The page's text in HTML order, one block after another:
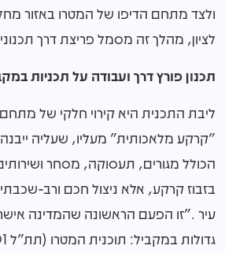
ולצד מתחם הדיפו של המטרו באזור
לציון, מהלך זה מסמל פריצת דרך
תכנון פורץ דרך ועבודה על תכניות
ליבת התכנית היא קירוי חלקי של
"קרקע מלאכותית" מעליו, שעליה ייבנה
הכולל מגורים, תעסוקה, מסחר ושירותים
בזבוז קרקע, אלא ניצול חכם ורב-
עיר ."זו הפעם הראשונה שהמדינה
גדולות במקביל: תוכנית המטרו (תת”ל